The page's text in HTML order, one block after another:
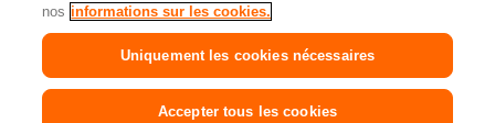
© 2026 La Fédération des coopératives Migros
FR IT
nos informations sur les cookies.
Uniquement les cookies nécessaires
Accepter tous les cookies